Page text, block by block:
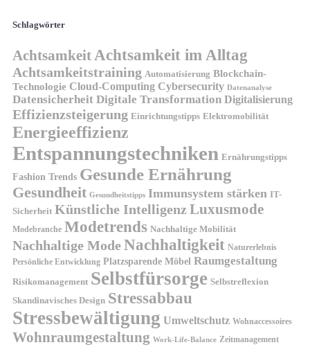
Schlagwörter
AchtsamkeitAchtsamkeit im Alltag
Achtsamkeitstraining Automatisierung Blockchain-
Technologie Cloud-Computing Cybersecurity Datenanalyse
Datensicherheit Digitale Transformation Digitalisierung
Effizienzsteigerung Einrichtungstipps Elektromobilität
Energieeffizienz
Entspannungstechniken Ernährungstipps
Fashion Trends Gesunde Ernährung
Gesundheit Gesundheitstipps Immunsystem stärken IT-
Sicherheit Künstliche IntelligenzLuxusmode
Modebranche Modetrends Nachhaltige Mobilität
Nachhaltige ModeNachhaltigkeit Naturerlebnis
Persönliche Entwicklung Platzsparende Möbel Raumgestaltung
Risikomanagement Selbstfürsorge Selbstreflexion
Skandinavisches Design Stressabbau
Stressbewältigung Umweltschutz Wohnaccessoires
Wohnraumgestaltung Work-Life-Balance Zeitmanagement